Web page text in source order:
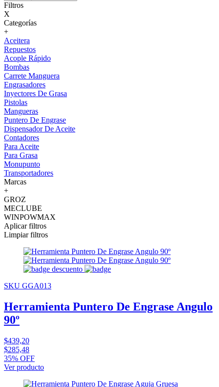
Filtros
X
Categorías
+
Aceitera
Repuestos
Acople Rápido
Bombas
Carrete Manguera
Engrasadores
Inyectores De Grasa
Pistolas
Mangueras
Puntero De Engrase
Dispensador De Aceite
Contadores
Para Aceite
Para Grasa
Monupunto
Transportadores
Marcas
+
GROZ
MECLUBE
WINPOWMAX
Aplicar filtros
Limpiar filtros
SKU GGA013
Herramienta Puntero De Engrase Angulo
90º
$439,20
$285,48
35% OFF
Ver producto